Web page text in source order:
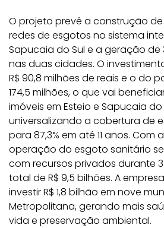
O projeto prevê a construção de
redes de esgotos no sistema
Sapucaia do Sul e a geração de
nas duas cidades. O
R$ 90,8 milhões de reais e o do
174,5 milhões, o que vai
imóveis em Esteio e Sapucaia do
universalizando a cobertura de
para 87,3% em até 11 anos. Com
operação do esgoto sanitário
com recursos privados durante
total de R$ 9,5 bilhões. A
investir R$ 1,8 bilhão em nove
Metropolitana, gerando mais
vida e preservação ambiental.